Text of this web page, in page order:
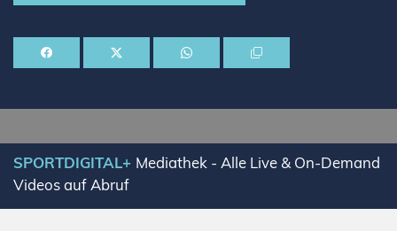
SPORTDIGITAL+ Mediathek - Alle Live & On-Demand
Videos auf Abruf